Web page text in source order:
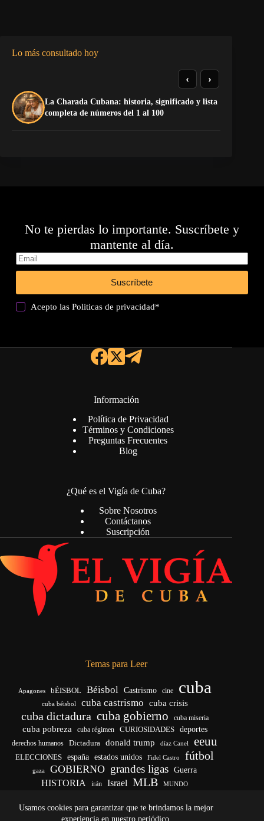
Usamos cookies para garantizar que te brindamos la mejor
experiencia en nuestro periódico.
Lo más consultado hoy
La Charada Cubana: historia, significado y lista
completa de números del 1 al 100
‹ ›
No te pierdas lo importante. Suscríbete y
mantente al día.
Suscríbete
Acepto lasPoliticas de privacidad*
Información
Política de Privacidad
Términos y Condiciones
Preguntas Frecuentes
Blog
¿Qué es el Vigía de Cuba?
Sobre Nosotros
Contáctanos
Suscripción
Temas para Leer
Apagones bÉISBOL Béisbol Castrismo cine cuba
cuba béisbol cuba castrismo cuba crisis
cuba dictadura cuba gobierno cuba miseria
cuba pobreza cuba régimen CURIOSIDADES deportes
derechos humanos Dictadura donald trump díaz Canel eeuu
ELECCIONES españa estados unidos Fidel Castro fútbol
gaza GOBIERNO grandes ligas Guerra
HISTORIA irán Israel MLB MUNDO
Rusia
régimen cubano Trump Ucrania venezuela vida yankees